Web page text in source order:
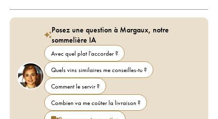
Posez une question à Margaux, notre
sommelière IA
Avec quel plat l'accorder ?
Quels vins similaires me conseilles-tu ?
Comment le servir ?
Combien va me coûter la livraison ?